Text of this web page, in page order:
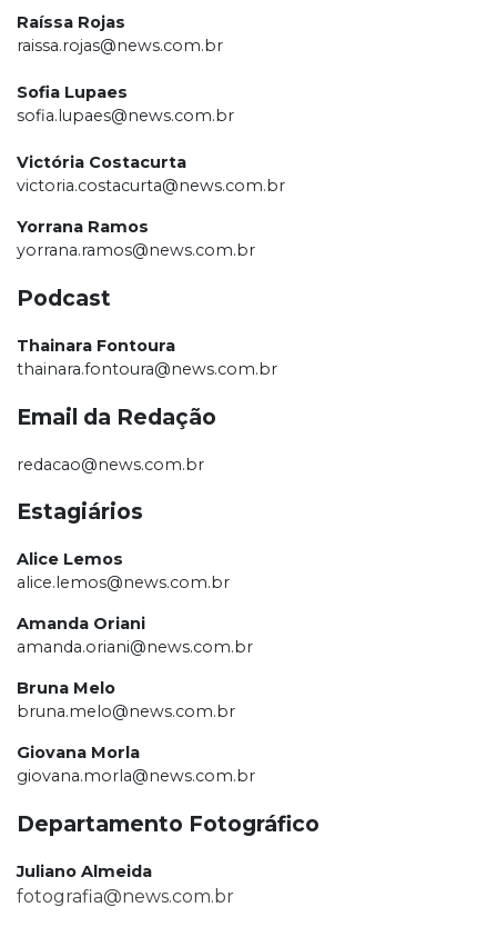
Raíssa Rojas
raissa.rojas@news.com.br
Sofia Lupaes
sofia.lupaes@news.com.br
Victória Costacurta
victoria.costacurta@news.com.br
Yorrana Ramos
yorrana.ramos@news.com.br
Podcast
Thainara Fontoura
thainara.fontoura@news.com.br
Email da Redação
redacao@news.com.br
Estagiários
Alice Lemos
alice.lemos@news.com.br
Amanda Oriani
amanda.oriani@news.com.br
Bruna Melo
bruna.melo@news.com.br
Giovana Morla
giovana.morla@news.com.br
Departamento Fotográfico
Juliano Almeida
fotografia@news.com.br